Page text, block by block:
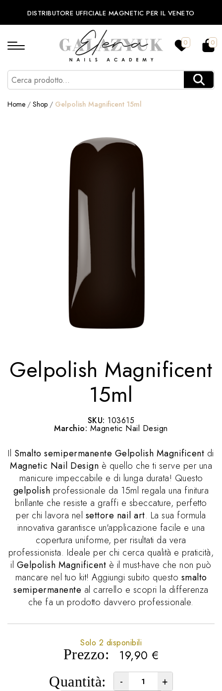
DISTRIBUTORE UFFICIALE MAGNETIC PER IL VENETO
0 0
Home / Shop / Gelpolish Magnificent 15ml
Gelpolish Magnificent
15ml
SKU: 103615
Marchio: Magnetic Nail Design
Il Smalto semipermanente Gelpolish Magnificent di
Magnetic Nail Design è quello che ti serve per una
manicure impeccabile e di lunga durata! Questo
gelpolish professionale da 15ml regala una finitura
brillante che resiste a graffi e sbeccature, perfetto
per chi lavora nel settore nail art. La sua formula
innovativa garantisce un'applicazione facile e una
copertura uniforme, per risultati da vera
professionista. Ideale per chi cerca qualità e praticità,
il Gelpolish Magnificent è il must-have che non può
mancare nel tuo kit! Aggiungi subito questo smalto
semipermanente al carrello e scopri la differenza
che fa un prodotto davvero professionale.
Prezzo: 19,90 €
Solo 2 disponibili
Quantità: - +